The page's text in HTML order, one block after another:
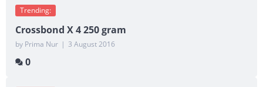
Trending:
Crossbond X 4 250 gram
by Prima Nur | 3 August 2016
0